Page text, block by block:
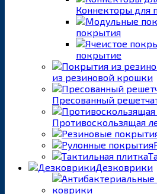
Коннекторы для
покрытия
покрытие
из резиновой крошки
Пресованный
Противоскользящая
Дезковрики